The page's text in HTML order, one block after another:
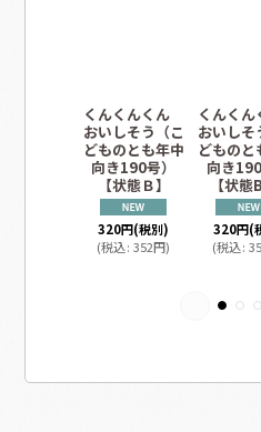
くんくんくん
おいしそう（こ
どものとも年中
向き190号）
【状態Ｂ】
320円(税別)
(税込: 352円)
くんく
おいしそ
どものと
向き190
【状態
320円(
(税込: